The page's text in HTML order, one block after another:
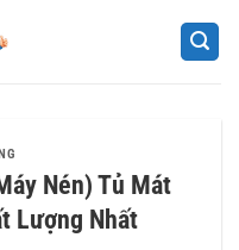
Nén) Tủ Mát
Lượng Nhất